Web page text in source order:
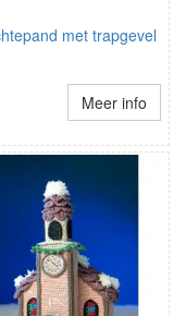
met trapgevel
Meer info